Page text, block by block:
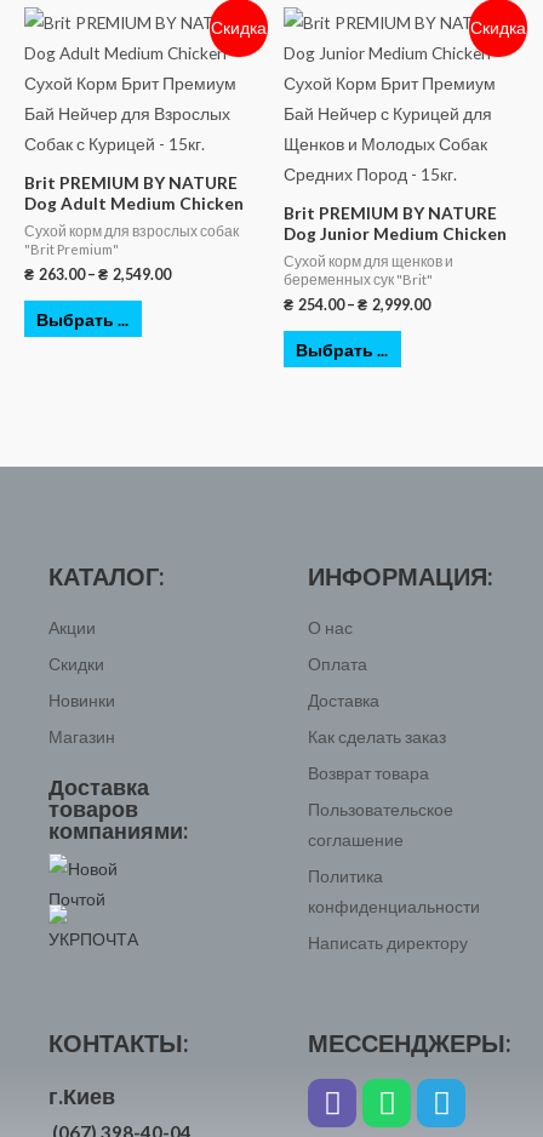
Скидка
Brit PREMIUM BY NATURE
Dog Adult Medium Chicken
Сухой корм для взрослых собак
"Brit Premium"
₴ 263.00– ₴ 2,549.00
Выбрать ...
Скидка
Brit PREMIUM BY NATURE
Dog Junior Medium Chicken
Сухой корм для щенков и
беременных сук "Brit"
₴ 254.00– ₴ 2,999.00
Выбрать ...
КАТАЛОГ:
Акции
Скидки
Новинки
Магазин
Доставка
товаров
компаниями:
ИНФОРМАЦИЯ:
О нас
Оплата
Доставка
Как сделать заказ
Возврат товара
Пользовательское
соглашение
Политика
конфиденциальности
Написать директору
КОНТАКТЫ:
г.Киев
(067) 398-40-04
МЕССЕНДЖЕРЫ: